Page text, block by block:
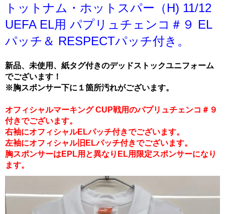
トットナム・ホットスパー（H) 11/12
UEFA EL用 パプリュチェンコ＃９ EL
パッチ＆ RESPECTパッチ付き。
新品、未使用、紙タグ付きのデッドストックユニフォーム
でございます！
※胸スポンサー下に１箇所汚れがございます。
オフィシャルマーキング CUP戦用のパプリュチェンコ＃９
付きでございます。
右袖にオフィシャルELパッチ付きでございます。
左袖にオフィシャル旧ELパッチ付きでございます。
胸スポンサーはEPL用と異なりEL用限定スポンサーになり
ます。